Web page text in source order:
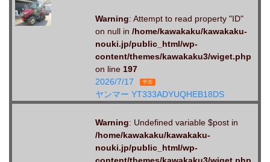
Warning: Attempt to read property "ID"
on null in /home/kawakaku/kawakaku-
nouki.jp/public_html/wp-
content/themes/kawakaku3/wiget.php
on line 197
2026/7/17
中古
ヤンマー YT333ADYUQHEB18DS
Warning: Undefined variable $post in
/home/kawakaku/kawakaku-
nouki.jp/public_html/wp-
content/themes/kawakaku3/wiget.php